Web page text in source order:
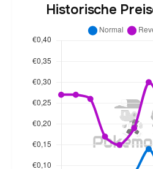
Historische